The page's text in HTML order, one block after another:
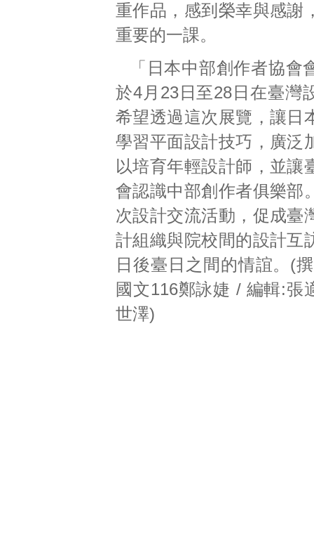
重作品，感到榮幸與感謝
重要的一課。
「日本中部創作者協會
於4月23日至28日在臺灣
希望透過這次展覽，讓日
學習平面設計技巧，廣泛
以培育年輕設計師，並讓
會認識中部創作者俱樂部
次設計交流活動，促成臺
計組織與院校間的設計互
日後臺日之間的情誼。(
國文116鄭詠婕 / 編輯:張
世澤)